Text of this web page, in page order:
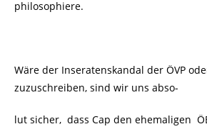
philosophiere.
Wäre der Inseratenskandal der ÖVP
zuzuschreiben, sind wir uns abso-
lut sicher, dass Cap den ehemaligen